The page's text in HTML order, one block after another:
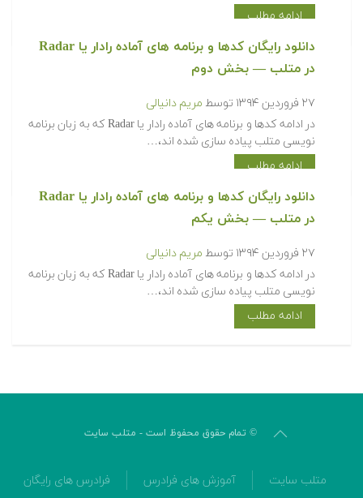
ادامه مطلب
دانلود رایگان کدها و برنامه های آماده رادار یا Radar
در متلب‬‬ — بخش دوم
۲۷ فروردین ۱۳۹۴ توسط مریم دانیالی
‫در ادامه کدها و برنامه های آماده رادار یا Radar که به زبان برنامه
نویسی متلب پیاده سازی شده اند،…
ادامه مطلب
دانلود رایگان کدها و برنامه های آماده رادار یا Radar
در متلب‬‬ — بخش یکم
۲۷ فروردین ۱۳۹۴ توسط مریم دانیالی
‫در ادامه کدها و برنامه های آماده رادار یا Radar که به زبان برنامه
نویسی متلب پیاده سازی شده اند،…
ادامه مطلب
© تمام حقوق محفوظ است - متلب سایت
متلب سایت آموزش های فرادرس فرادرس های رایگان